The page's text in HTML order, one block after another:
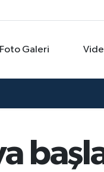
Foto Galeri